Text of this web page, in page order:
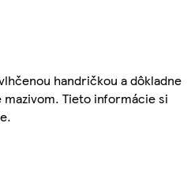
handričkou a dôkladne
Tieto informácie si